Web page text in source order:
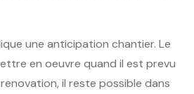
une anticipation chantier. Le
en oeuvre quand il est prevu
il reste possible dans